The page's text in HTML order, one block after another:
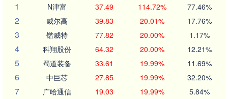
1
N津富 37.49 114.72% 77.46%
2 威尔高 39.83 20.01% 17.76%
3 锴威特 77.82 20.00% 1.17%
4 科翔股份 64.32 20.00% 12.21%
5 蜀道装备 33.61 19.99% 11.69%
6 中巨芯 27.85 19.99% 32.20%
7 广哈通信 19.03 19.99% 5.84%